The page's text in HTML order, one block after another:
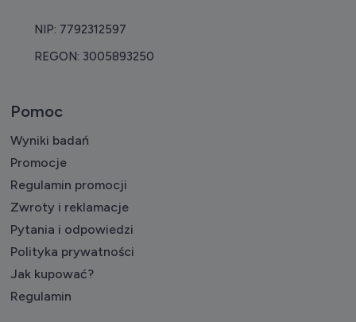
NIP: 7792312597
REGON: 3005893250
Pomoc
Wyniki badań
Promocje
Regulamin promocji
Zwroty i reklamacje
Pytania i odpowiedzi
Polityka prywatności
Jak kupować?
Regulamin